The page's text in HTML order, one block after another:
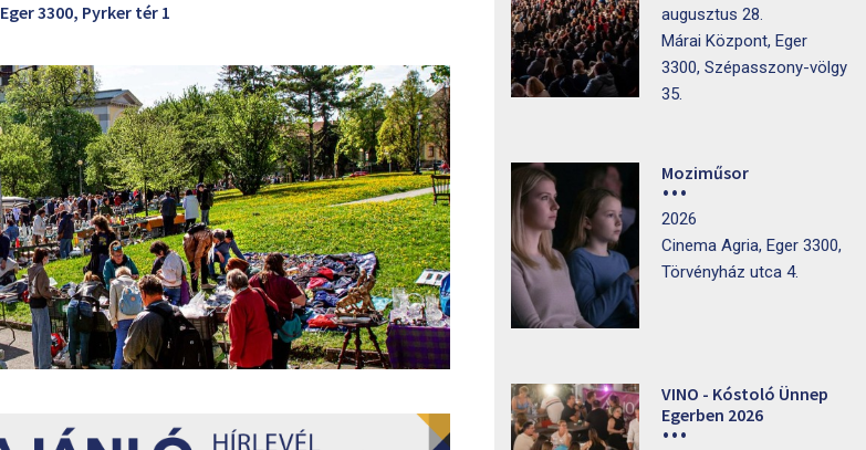
Eger 3300, Pyrker tér 1
augusztus 28.
Márai Központ, Eger
3300, Szépasszony-völgy
35.
Moziműsor
2026
Cinema Agria, Eger 3300,
Törvényház utca 4.
VINO - Kóstoló Ünnep
Egerben 2026